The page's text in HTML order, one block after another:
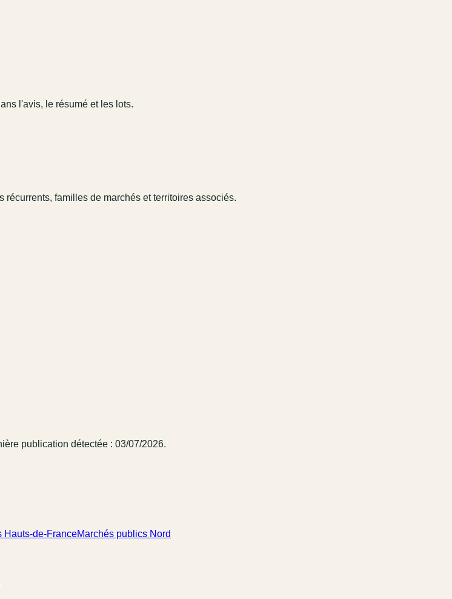
l'avis, le résumé et les lots.
familles de marchés et territoires associés.
publication détectée : 03/07/2026.
Hauts-de-FranceMarchés publics Nord